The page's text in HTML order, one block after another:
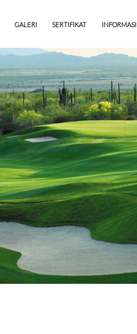
GALERI SERTIFIKAT INFORMASI